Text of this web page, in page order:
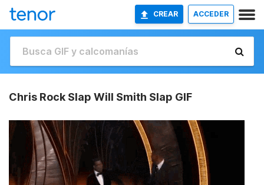
CREAR ACCEDER
Chris Rock Slap Will Smith Slap GIF